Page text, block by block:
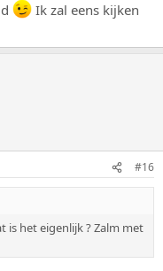
Ik zal eens kijken
#16
is het eigenlijk ? Zalm met